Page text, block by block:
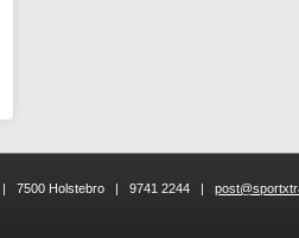
7500 Holstebro | 9741 2244 |